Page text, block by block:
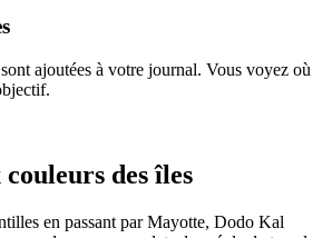
ajoutées à votre journal. Vous voyez où
des îles
en passant par Mayotte, Dodo Kal